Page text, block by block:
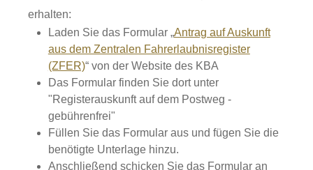
erhalten:
Laden Sie das Formular „Antrag auf Auskunft
aus dem Zentralen Fahrerlaubnisregister
(ZFER)“ von der Website des KBA
Das Formular finden Sie dort unter
"Registerauskunft auf dem Postweg -
gebührenfrei"
Füllen Sie das Formular aus und fügen Sie die
benötigte Unterlage hinzu.
Anschließend schicken Sie das Formular an